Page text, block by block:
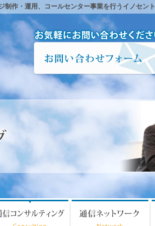
作・運用、コールセンター事業を行うイノセント